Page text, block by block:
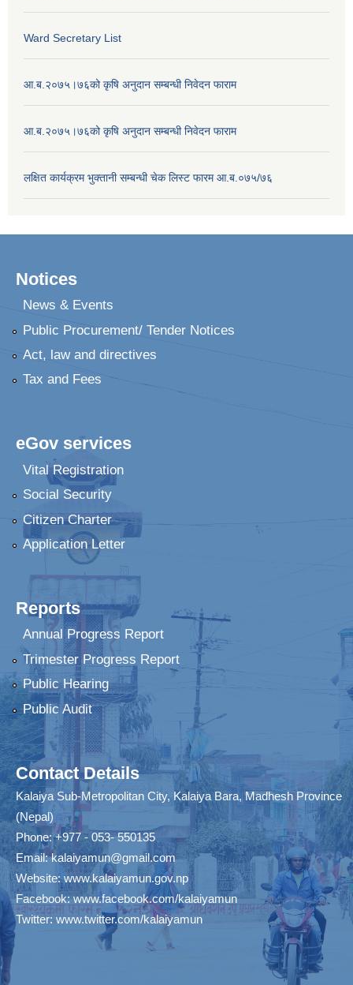
Ward Secretary List
आ.ब.२०७५।७६को कृषि अनुदान सम्बन्धी निवेदन फाराम
आ.ब.२०७५।७६को कृषि अनुदान सम्बन्धी निवेदन फाराम
लक्षित कार्यक्रम भुक्तानी सम्बन्धी चेक लिस्ट फारम आ.ब.०७५/७६
Notices
News & Events
Public Procurement/ Tender Notices
Act, law and directives
Tax and Fees
eGov services
Vital Registration
Social Security
Citizen Charter
Application Letter
Reports
Annual Progress Report
Trimester Progress Report
Public Hearing
Public Audit
Contact Details
Kalaiya Sub-Metropolitan City, Kalaiya Bara, Madhesh Province
(Nepal)
Phone: +977 - 053- 550135
Email:kalaiyamun@gmail.com
Website:www.kalaiyamun.gov.np
Facebook:www.facebook.com/kalaiyamun
Twitter: www.twitter.com/kalaiyamun